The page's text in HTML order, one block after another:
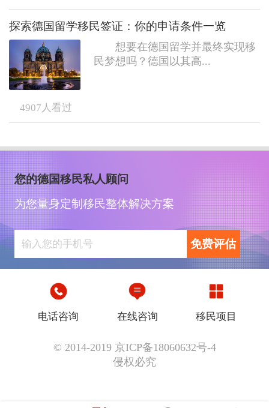
探索德国留学移民签证：你的申请条件一览
想要在德国留学并最终实现移
民梦想吗？德国以其高...
4907 人看过
您的德国移民私人顾问
为您量身定制移民整体解决方案
免费评估
电话咨询 在线咨询 移民项目
© 2014-2019 京ICP备18060632号-4
侵权必究